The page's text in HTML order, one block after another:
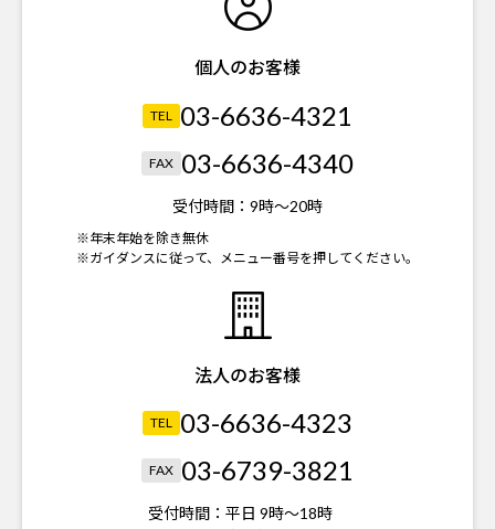
個人のお客様
TEL 03-6636-4321
FAX 03-6636-4340
受付時間： 9時～20時
※年末年始を除き無休
※ガイダンスに従って、メニュー番号を押してください。
法人のお客様
TEL 03-6636-4323
FAX 03-6739-3821
受付時間： 平日 9時～18時